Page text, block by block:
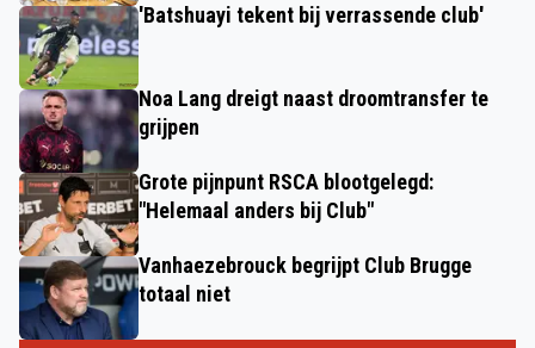
'Batshuayi tekent bij verrassende club'
Noa Lang dreigt naast droomtransfer te
grijpen
Grote pijnpunt RSCA blootgelegd:
"Helemaal anders bij Club"
Vanhaezebrouck begrijpt Club Brugge
totaal niet